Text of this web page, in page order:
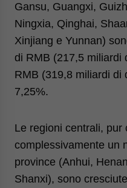
Gansu, Guangxi,
Ningxia, Qinghai,
Xinjiang e Yunnan)
di RMB (217,5 miliardi
RMB (319,8 miliardi di
7,25%.
Le regioni centrali, pur
complessivamente un
province (Anhui,
Shanxi), sono